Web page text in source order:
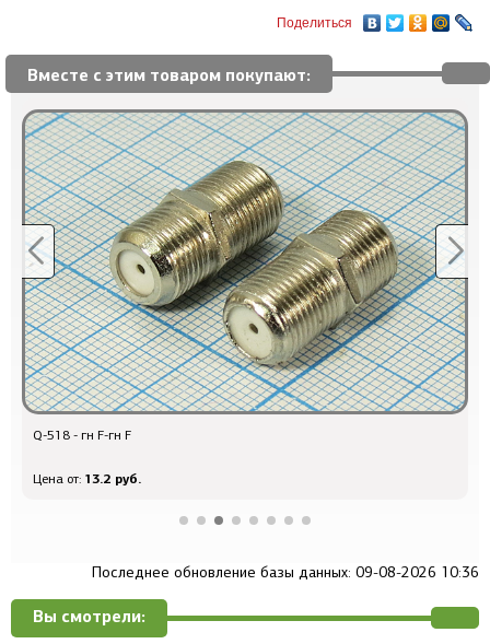
Поделиться
Вместе с этим товаром покупают:
Q-518 - гн F-гн F
Цена от: 13.2 руб.
Последнее обновление базы данных: 09-08-2026 10:36
Вы смотрели: